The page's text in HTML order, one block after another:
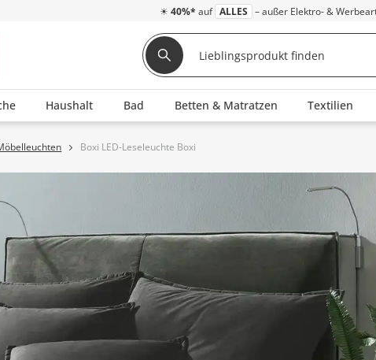
☀ 40%* auf ALLES – außer Elektro- &
Haushalt Bad Betten & Matratzen Textilien
Boxi LED-Leseleuchte Boxi